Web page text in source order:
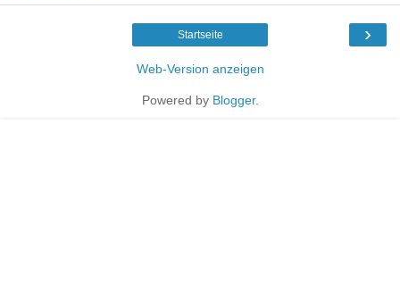
›
Startseite
Web-Version anzeigen
Powered by Blogger.